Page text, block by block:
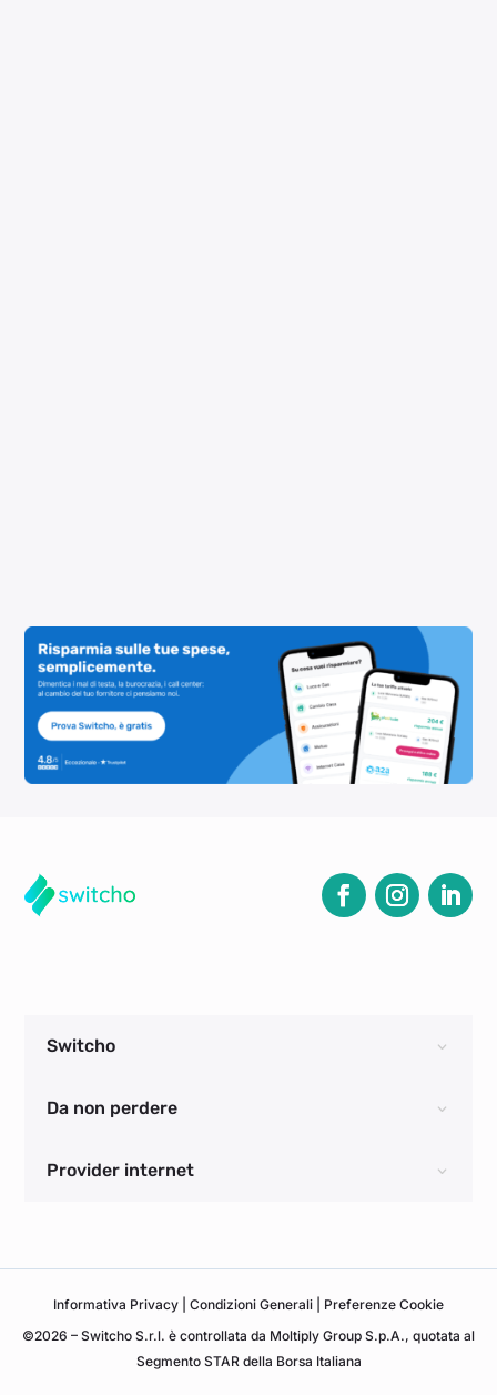
Switcho
Da non perdere
Provider internet
Informativa Privacy Condizioni Generali
Preferenze Cookie
©2026 – Switcho S.r.l. è controllata da Moltiply Group S.p.A., quotata al
Segmento STAR della Borsa Italiana